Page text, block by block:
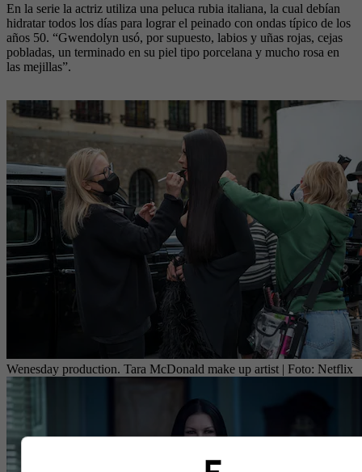
En la serie la actriz utiliza una peluca rubia italiana, la cual debían
hidratar todos los días para lograr el peinado con ondas típico de los
años 50. “Gwendolyn usó, por supuesto, labios y uñas rojas, cejas
pobladas, un terminado en su piel tipo porcelana y mucho rosa en
las mejillas”.
Wenesday production. Tara McDonald make up artist | Foto: Netflix